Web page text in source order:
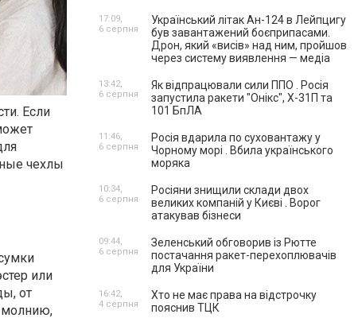
Если
чехлы
или
от
молнию,
Український літак Ан-124 в Лейпцигу
був завантажений боєприпасами.
Дрон, який «висів» над ним, пройшов
через систему виявлення — медіа
17:09,
6 серпня
Як відпрацювали сили ППО . Росія
запустила ракети "Онікс", Х-31П та
101 БпЛА
13:42,
6 серпня
Росія вдарила по суховантажу у
Чорному морі . Вбила українського
моряка
11:46,
6 серпня
Росіяни знищили склади двох
великих компаній у Києві . Ворог
атакував бізнеси
10:34,
6 серпня
Зеленський обговорив із Рютте
постачання ракет-перехоплювачів
для України
09:44,
6 серпня
Хто не має права на відстрочку
пояснив ТЦК
16:42,
4 серпня